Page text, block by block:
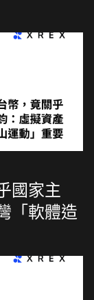
國家主
「軟體造